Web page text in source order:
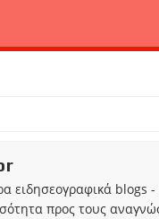
ειδησεογραφικά blogs -
προς τους